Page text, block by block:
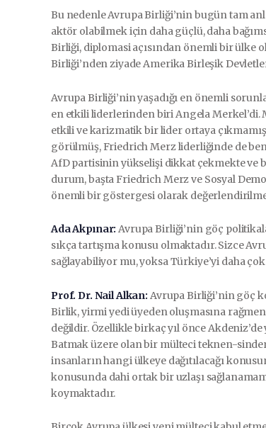
Bu nedenle Avrupa Birliği’nin bugün tam
aktör olabilmek için daha güçlü, daha
Birliği, diplomasi açısından önemli bir
Birliği’nden ziyade Amerika Birleşik
Avrupa Birliği’nin yaşadığı en önemli
en etkili liderlerinden biri Angela Merkel’di.
etkili ve karizmatik bir lider ortaya
görülmüş, Friedrich Merz liderliğinde de
AfD partisinin yükselişi dikkat çekmekte ve
durum, başta Friedrich Merz ve Sosyal
önemli bir göstergesi olarak
Ada Akpınar: Avrupa Birliği’nin göç
sıkça tartışma konusu olmaktadır. Sizce
sağlayabiliyor mu, yoksa Türkiye’yi daha
Prof. Dr. Nail Alkan: Avrupa Birliği’nin göç
Birlik, yirmi yedi üyeden oluşmasına
değildir. Özellikle birkaç yıl önce
Batmak üzere olan bir mülteci teknen-
insanların hangi ülkeye dağıtılacağı
konusunda dahi ortak bir uzlaşı
koymaktadır.